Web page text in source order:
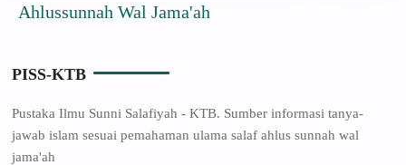
Wal Jama'ah
PISS-KTB
Pustaka Ilmu Sunni Salafiyah - KTB. Sumber informasi tanya-
jawab islam sesuai pemahaman ulama salaf ahlus sunnah wal
jama'ah